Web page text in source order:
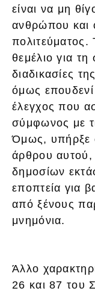
είναι να μη
ανθρώπου και
θεμέλιο για
διαδικασίες
όμως
έλεγχος που
σύμφωνος με
Όμως, υπήρξε
άρθρου
δημοσίων
εποπτεία για
από ξένους
μνημόνια.
Άλλο
26 και 87 του